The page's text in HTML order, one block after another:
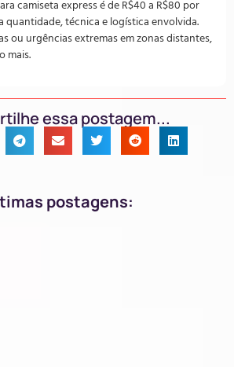
camiseta express é de R$40 a R$80 por
quantidade, técnica e logística envolvida.
ou urgências extremas em zonas distantes,
mais.
essa postagem...
postagens: